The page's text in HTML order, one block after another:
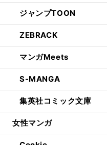
ジャンプTOON
ZEBRACK
マンガMeets
S-MANGA
集英社コミック文庫
女性マンガ